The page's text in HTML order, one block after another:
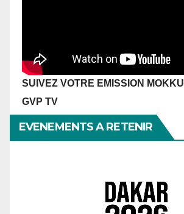
SUIVEZ VOTRE EMISSION
GVP TV
EVENEMENTS A RETENIR